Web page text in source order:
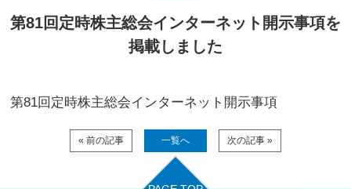
第81回定時株主総会インターネット開示事項を
掲載しました
第81回定時株主総会インターネット開示事項
« 前の記事 一覧へ 次の記事 »